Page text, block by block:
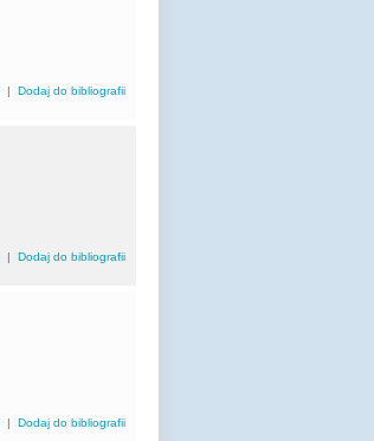
|Dodaj do bibliografii
|Dodaj do bibliografii
|Dodaj do bibliografii